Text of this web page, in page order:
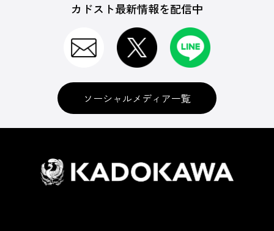
カドスト最新情報を配信中
ソーシャルメディア一覧